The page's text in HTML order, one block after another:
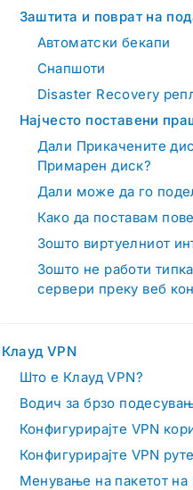
Заштита и поврат на
Автоматски бекапи
Снапшоти
Disaster Recovery
Најчестo поставени
Дали Прикачените
Примарен диск?
Дали може да го
Како да поставам
Зошто виртуелниот
Зошто не работи
сервери преку веб
Клауд VPN
Што е Клауд VPN?
Водич за брзо
Конфигурирајте VPN
Конфигурирајте VPN
Менување на пакетот на